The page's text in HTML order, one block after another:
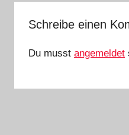
iSchreibe einen
Du musst angemeldet